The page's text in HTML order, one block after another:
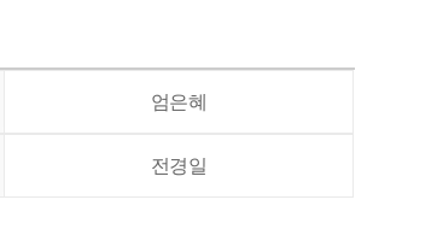
엄은혜
전경일